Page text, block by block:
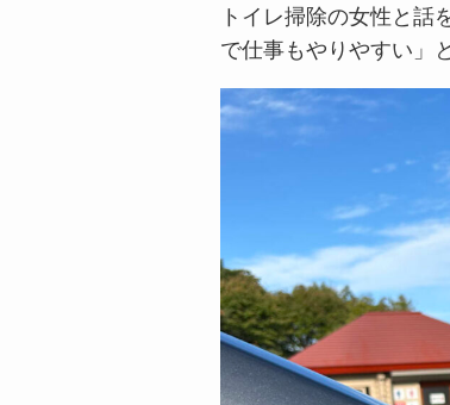
トイレ掃除の女性と話
で仕事もやりやすい」